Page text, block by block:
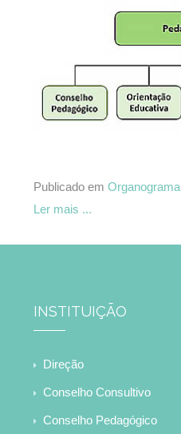
Publicado em Organograma
Ler mais ...
INSTITUIÇÃO
Direção
Conselho Consultivo
Conselho Pedagógico